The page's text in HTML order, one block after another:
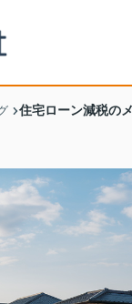
住宅ローン減税の